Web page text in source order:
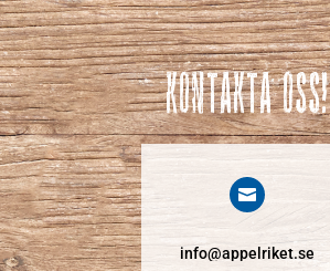
Kontakta oss!

info@appelriket.se